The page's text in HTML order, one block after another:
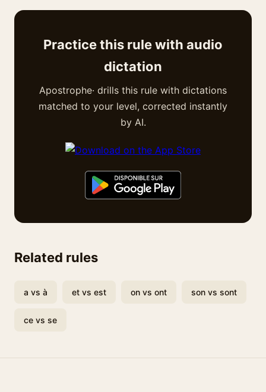
Practice this rule with audio
dictation
Apostrophe· drills this rule with dictations
matched to your level, corrected instantly
by AI.
Related rules
a vs à et vs est on vs ont son vs sont
ce vs se